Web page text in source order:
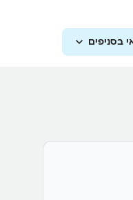
והמצלמות
בסניפים